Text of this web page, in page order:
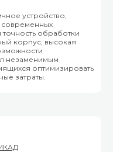
устройство,
современных
точность обработки
корпус, высокая
незаменимым
оптимизировать
затраты.